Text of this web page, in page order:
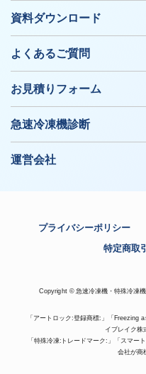
資料ダウンロード
よくあるご質問
お見積りフォーム
急速冷凍機診断
運営会社
プライバシーポリシー
特定商取
Copyright © 急速冷凍機・特殊冷凍
「アートロック:登録商標:」「Freezing
イブレイク株
「特殊冷凍:トレードマーク:」「スマー
会社が商